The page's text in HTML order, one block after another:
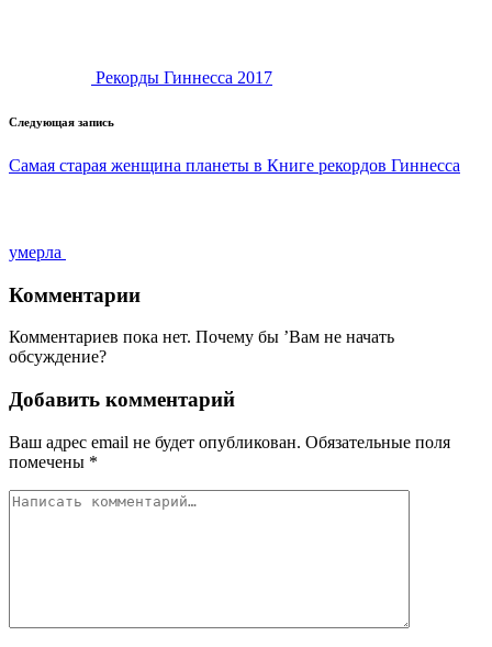
Рекорды Гиннесса 2017
Следующая запись
Самая старая женщина планеты в Книге рекордов Гиннесса
умерла
Комментарии
Комментариев пока нет. Почему бы ’Вам не начать
обсуждение?
Добавить комментарий
Ваш адрес email не будет опубликован. Обязательные поля
помечены *